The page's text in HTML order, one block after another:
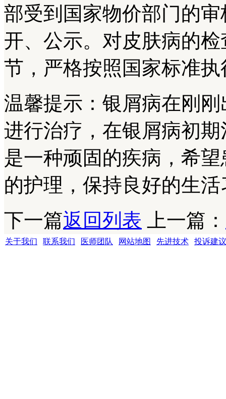
部受到国家物价部门的
开、公示。对皮肤病的
节，严格按照国家标准
温馨提示：银屑病在刚
进行治疗，在银屑病初
是一种顽固的疾病，希
的护理，保持良好的生
下一篇返回列表 上一篇：
关于我们 联系我们 医师团队 网站地图 先进技术
投诉建议